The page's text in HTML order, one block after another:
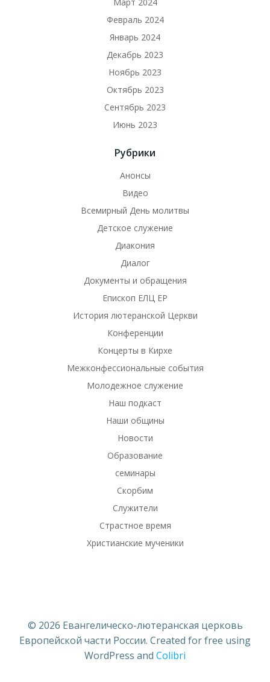
Февраль 2024
Январь 2024
Декабрь 2023
Ноябрь 2023
Октябрь 2023
Сентябрь 2023
Июнь 2023
Рубрики
Анонсы
Видео
Всемирный День молитвы
Детское служение
Диакония
Диалог
Документы и обращения
Епископ ЕЛЦ ЕР
История лютеранской Церкви
Конференции
Концерты в Кирхе
Межконфессиональные события
Молодежное служение
Наш подкаст
Наши общины
Новости
Образование
семинары
Скорбим
Служители
Страстное время
Христианские мученики
© 2026 Евангелическо-лютеранская церковь
Европейской части России. Created for free using
WordPress and Colibri